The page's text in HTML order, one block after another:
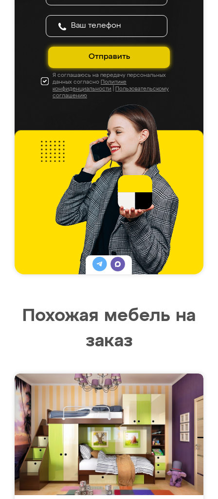
Отправить
Я соглашаюсь на передачу персональных
данных согласно Политике
конфиденциальности
Пользовательскому
соглашению
Похожая мебель на
заказ